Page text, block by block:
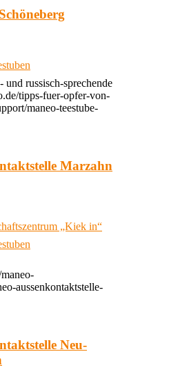
russisch-sprechende
tipps-fuer-opfer-von-
maneo-teestube-
Marzahn
„Kiek in“
aussenkontaktstelle-
Neu-